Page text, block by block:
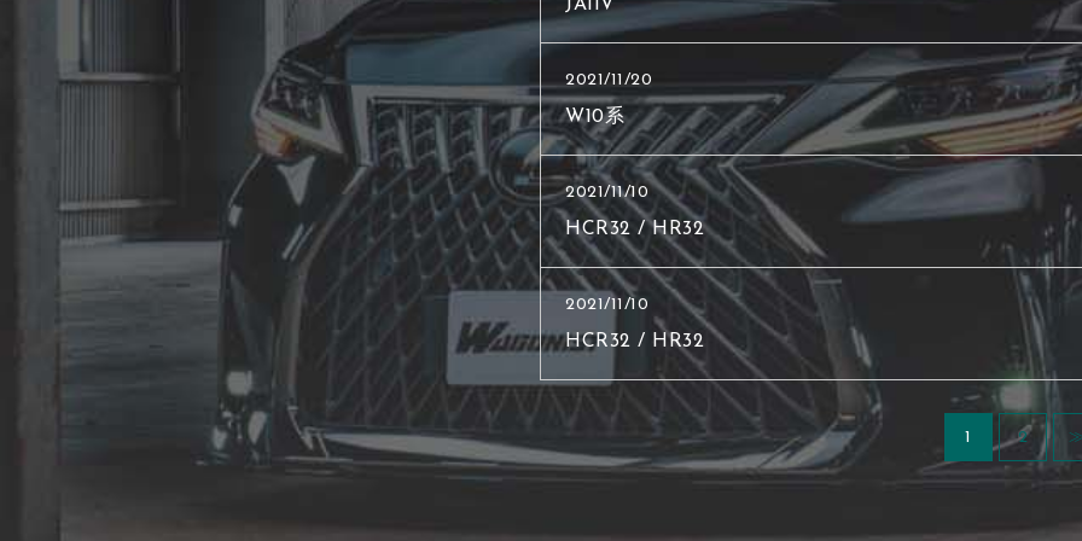
JA11V
2021/11/20
W10系
2021/11/10
HCR32 / HR32
2021/11/10
HCR32 / HR32
1 2